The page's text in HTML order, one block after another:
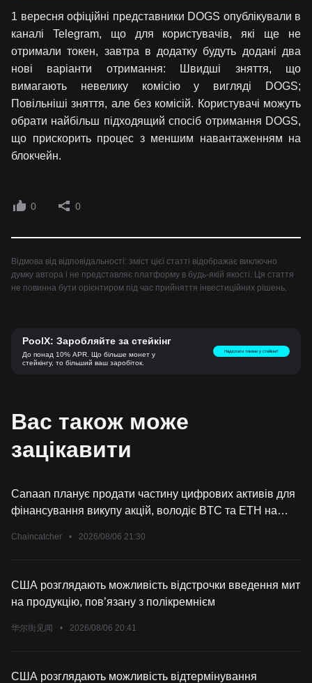
1 вересня офіційні представники DOGS опублікували в
каналі Telegram, що для користувачів, які ще не
отримали токен, завтра в додатку будуть додані два
нові варіанти отримання: Швидші зняття, що
вимагають невелику комісію у вигляді DOGS;
Повільніші зняття, але без комісій. Користувачі можуть
обрати найбільш підходящий спосіб отримання DOGS,
що прискорить процес з меншим навантаженням на
блокчейн.
0 0
Відмова від відповідальності: зміст цієї статті відображає виключно
думку автора і не представляє платформу в будь-якій якості. Ця стаття
не повинна бути орієнтиром під час прийняття інвестиційних рішень.
PoolX: Заробляйте за стейкінг
До понад 10% APR. Що більше монет у
стейкінгу, то більший ваш заробіток.
Надіслати токени у стейкінг!
Вас також може
зацікавити
Canaan планує продати частину цифрових активів для
фінансування викупу акцій, володіє BTC та ETH на
Chaincatcher • 2026/08/06 21:30
США розглядають можливість відстрочки введення мит
на продукцію, пов’язану з полікремнієм
华尔街见闻 • 2026/08/06 20:41
США розглядають можливість відтермінування